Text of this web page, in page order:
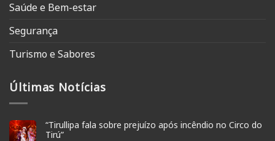
Saúde e Bem-estar
Segurança
Turismo e Sabores
Últimas Notícias
“Tirullipa fala sobre prejuízo após incêndio no Circo do
Tirú”